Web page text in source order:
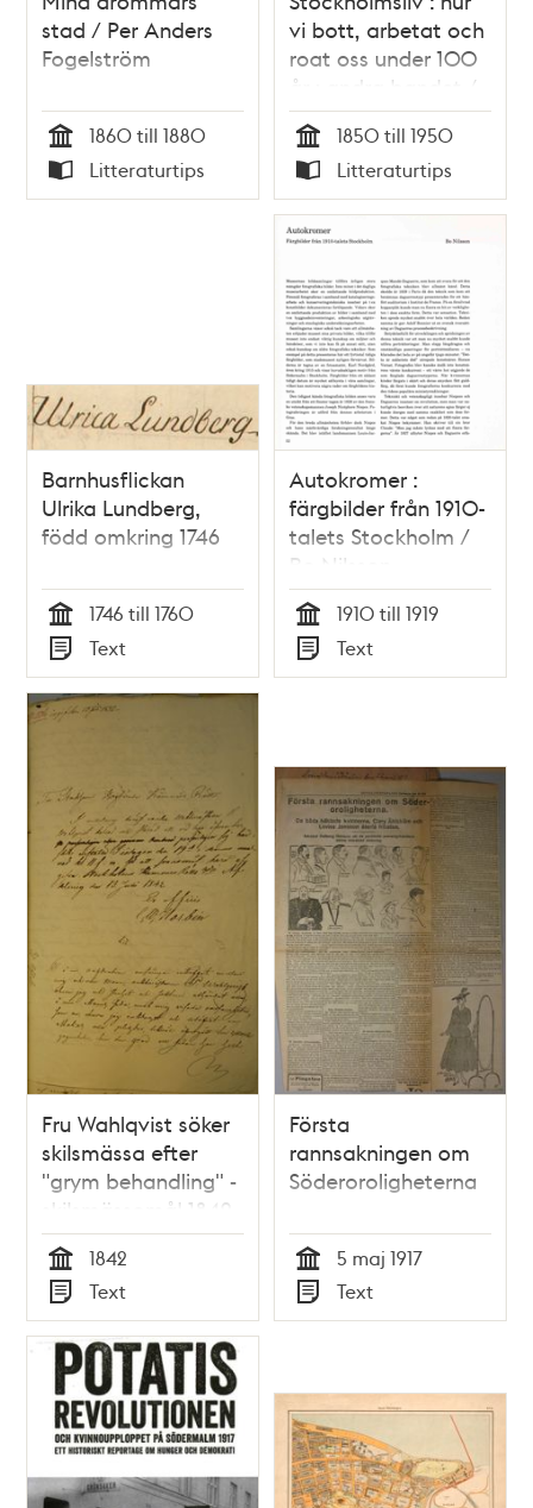
stad / Per Anders
Fogelström
Tid
1860 till 1880
Typ
Litteraturtips
vi bott, arbetat och
roat oss under 100
år : andra bandet /
Staffan Tjerneld
Tid
1850 till 1950
Typ
Litteraturtips
Barnhusflickan
Ulrika Lundberg,
född omkring 1746
Tid
1746 till 1760
Typ
Text
Autokromer :
färgbilder från 1910-
talets Stockholm /
Bo Nilsson
Tid
1910 till 1919
Typ
Text
Fru Wahlqvist söker
skilsmässa efter
"grym behandling" -
skilsmässomål 1842
Tid
1842
Typ
Text
Första
rannsakningen om
Söderoroligheterna
Tid
5 maj 1917
Typ
Text